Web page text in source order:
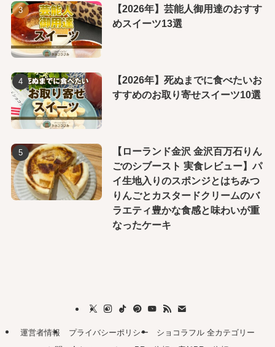
【2026年】芸能人御用達のおすす
めスイーツ13選
【2026年】死ぬまでに食べたいお
すすめのお取り寄せスイーツ10選
【ローランド金沢 金沢百万石りん
ごのシブースト 実食レビュー】パ
イ生地入りのスポンジとはちみつ
りんごとカスタードクリームのバ
ラエティ豊かな食感と味わいが重
なったケーキ
運営者情報 プライバシーポリシー
ショコラフル 全カテゴリー